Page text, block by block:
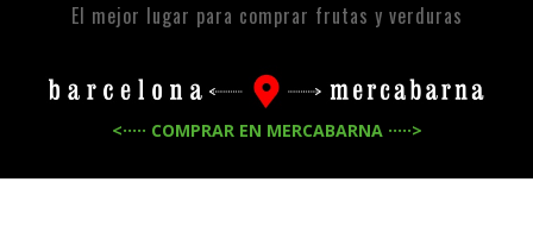
El mejor lugar para comprar frutas y verduras
<····· COMPRAR EN MERCABARNA ·····>